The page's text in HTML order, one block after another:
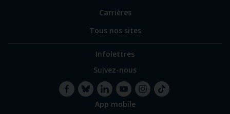
Carrières
Tous nos sites
Infolettres
Suivez-nous
BlueskyLinkedInYouTube
App mobile